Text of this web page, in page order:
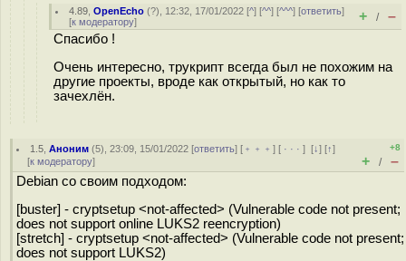
4.89 ,OpenEcho (?), 12:32, 17/01/2022 [^] [^^] [^^^] [ответить]
[к модератору] + / –
Спасибо !
Очень интересно, трукрипт всегда был не похожим на
другие проекты, вроде как открытый, но как то
зачехлён.
1.5 ,Аноним (5), 23:09, 15/01/2022 [ответить] [ ﹢﹢﹢] [ · · ·][↓] [↑]
[к модератору]
+8
+ / –
Debian со своим подходом:
[buster] - cryptsetup <not-affected> (Vulnerable code not present;
does not support online LUKS2 reencryption)
[stretch] - cryptsetup <not-affected> (Vulnerable code not present;
does not support LUKS2)